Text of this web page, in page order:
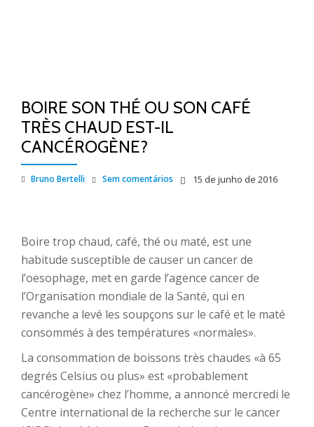
BOIRE SON THÉ OU SON CAFÉ
TRÈS CHAUD EST-IL
CANCÉROGÈNE?
Bruno Bertelli 15 de junho de 2016
Sem comentários
Boire trop chaud, café, thé ou maté, est une
habitude susceptible de causer un cancer de
l’oesophage, met en garde l’agence cancer de
l’Organisation mondiale de la Santé, qui en
revanche a levé les soupçons sur le café et le maté
consommés à des températures «normales».
La consommation de boissons très chaudes «à 65
degrés Celsius ou plus» est «probablement
cancérogène» chez l’homme, a annoncé mercredi le
Centre international de la recherche sur le cancer